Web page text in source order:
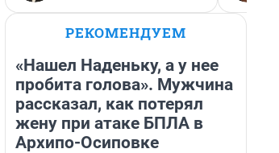
РЕКОМЕНДУЕМ
«Нашел Наденьку, а у нее
пробита голова». Мужчина
рассказал, как потерял
жену при атаке БПЛА в
Архипо-Осиповке